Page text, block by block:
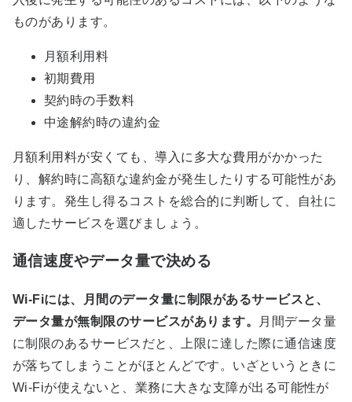
ものがあります。
月額利用料
初期費用
契約時の手数料
中途解約時の違約金
月額利用料が安くても、導入に多大な費用がかかった
り、解約時に高額な違約金が発生したりする可能性があ
ります。発生し得るコストを総合的に判断して、自社に
適したサービスを選びましょう。
通信速度やデータ量で決める
Wi-Fiには、月間のデータ量に制限があるサービスと、
データ量が無制限のサービスがあります。
月間データ量
に制限のあるサービスだと、上限に達した際に通信速度
が落ちてしまうことがほとんどです。いざというときに
Wi-Fiが使えないと、業務に大きな支障が出る可能性が